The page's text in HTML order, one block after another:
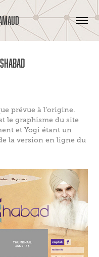
prévue à l’origine.
le graphisme du site
et Yogi étant un
la version en ligne du